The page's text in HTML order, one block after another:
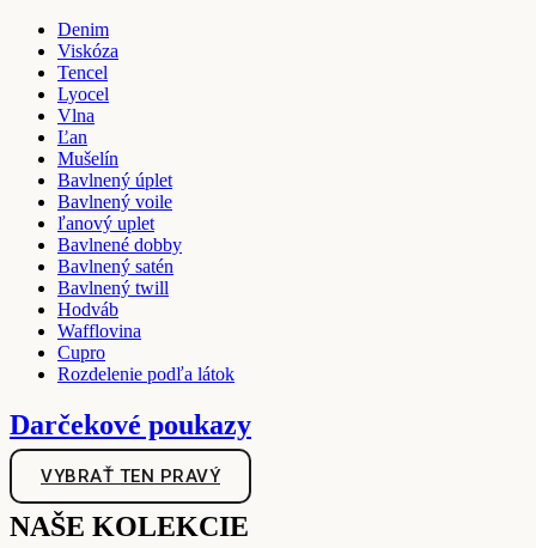
Denim
Viskóza
Tencel
Lyocel
Vlna
Ľan
Mušelín
Bavlnený úplet
Bavlnený voile
ľanový uplet
Bavlnené dobby
Bavlnený satén
Bavlnený twill
Hodváb
Wafflovina
Cupro
Rozdelenie podľa látok
Darčekové poukazy
VYBRAŤ TEN PRAVÝ
NAŠE KOLEKCIE